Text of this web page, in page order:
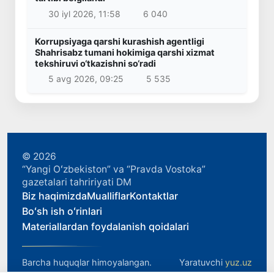
30 iyl 2026, 11:58
6 040
Korrupsiyaga qarshi kurashish agentligi
Shahrisabz tumani hokimiga qarshi xizmat
tekshiruvi o‘tkazishni so‘radi
5 avg 2026, 09:25
5 535
© 2026
“Yangi Oʻzbekiston” va “Pravda Vostoka”
gazetalari tahririyati DM
Biz haqimizdaMualliflarKontaktlar
Boʻsh ish oʻrinlari
Materiallardan foydalanish qoidalari
Barcha huquqlar himoyalangan. Yaratuvchi yuz.uz